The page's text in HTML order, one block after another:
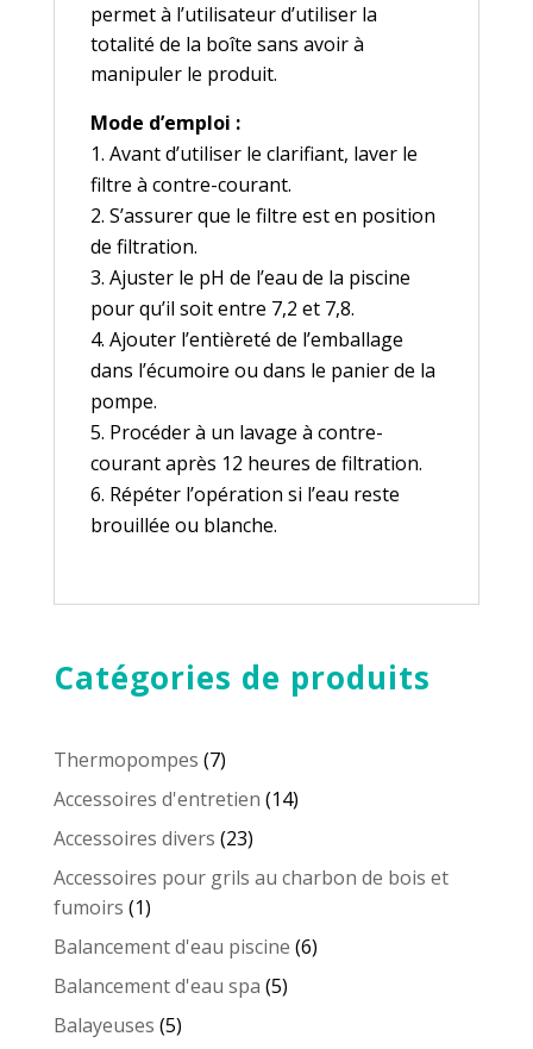
permet à l’utilisateur d’utiliser la
totalité de la boîte sans avoir à
manipuler le produit.
Mode d’emploi :
Avant d’utiliser le clarifiant, laver le
filtre à contre-courant.
S’assurer que le filtre est en position
de filtration.
Ajuster le pH de l’eau de la piscine
pour qu’il soit entre 7,2 et 7,8.
Ajouter l’entièreté de l’emballage
dans l’écumoire ou dans le panier de la
pompe.
Procéder à un lavage à contre-
courant après 12 heures de filtration.
Répéter l’opération si l’eau reste
brouillée ou blanche.
Catégories de produits
Thermopompes 77
produits
Accessoires d'entretien 1414
Accessoires divers 2323
produits
Accessoires pour grils au charbon de bois et
fumoirs 11
produit
Balancement d'eau piscine 66
Balancement d'eau spa 55
Balayeuses 55